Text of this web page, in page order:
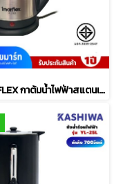
IMARFLEX กาต้มน้ำไฟฟ้าสแตนเลส รุ่น IF-283 ความจุ 2 ลิตร